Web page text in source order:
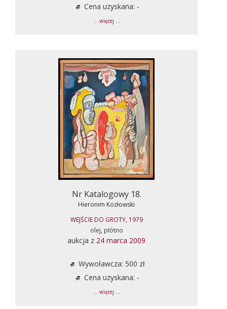
Cena uzyskana: -
... więcej ...
Nr Katalogowy 18.
Hieronim Kozłowski
WEJŚCIE DO GROTY, 1979
olej, płótno
aukcja z 24 marca 2009
Wywoławcza: 500 zł
Cena uzyskana: -
... więcej ...